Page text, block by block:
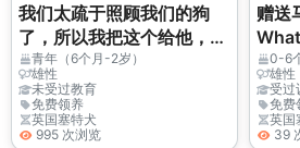
我们太疏于照顾我们的狗
了，所以我把这个给他，希
望这种情况不会再继续下
去。
青年（6个月-2岁）
雄性
未受过教育
免费领养
英国塞特犬
995 次浏览
赠送
0-6
雄性
受过
免费
英国
39